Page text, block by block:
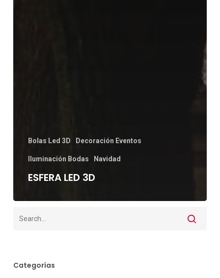
Bolas Led 3D Decoración Eventos
Iluminación Bodas Navidad
ESFERA LED 3D
Categorías